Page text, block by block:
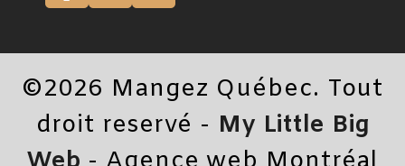
©2026 Mangez Québec. Tout
droit reservé - My Little Big